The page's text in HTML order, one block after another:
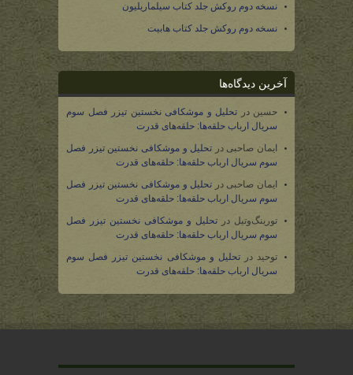
نسخه دوم روکش جلد کتاب سیلماریلیون
نسخه دوم روکش جلد کتاب هابیت
آخرین دیدگاه‌ها
حسین در تحلیل و موشکافی نخستین تیزر فصل سوم
سریال ارباب حلقه‌ها: حلقه‌های قدرت
ایمان صاحبی در تحلیل و موشکافی نخستین تیزر فصل
سوم سریال ارباب حلقه‌ها: حلقه‌های قدرت
ایمان صاحبی در تحلیل و موشکافی نخستین تیزر فصل
سوم سریال ارباب حلقه‌ها: حلقه‌های قدرت
تورینگ‌وتیل در تحلیل و موشکافی نخستین تیزر فصل
سوم سریال ارباب حلقه‌ها: حلقه‌های قدرت
توحید درتحلیل و موشکافی نخستین تیزر فصل سوم
سریال ارباب حلقه‌ها: حلقه‌های قدرت